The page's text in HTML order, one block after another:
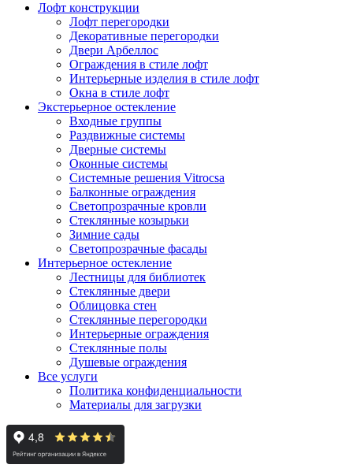
Лофт конструкции
Лофт перегородки
Декоративные перегородки
Двери Арбеллос
Ограждения в стиле лофт
Интерьерные изделия в стиле лофт
Окна в стиле лофт
Экстерьерное остекление
Входные группы
Раздвижные системы
Дверные системы
Оконные системы
Системные решения Vitrocsa
Балконные ограждения
Светопрозрачные кровли
Стеклянные козырьки
Зимние сады
Светопрозрачные фасады
Интерьерное остекление
Лестницы для библиотек
Стеклянные двери
Облицовка стен
Стеклянные перегородки
Интерьерные ограждения
Стеклянные полы
Душевые ограждения
Все услуги
Политика конфиденциальности
Материалы для загрузки